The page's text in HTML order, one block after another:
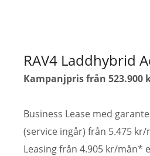
RAV4 Laddhybrid
Kampanjpris från 523.900
Business Lease med
(service ingår) från 5.475
Leasing från 4.905 kr/mån*